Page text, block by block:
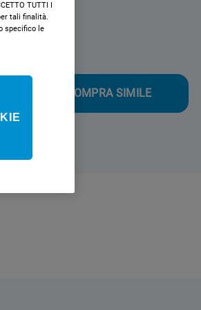
COMPRA SIMILE
TUTTI I
tali finalità.
specifico le